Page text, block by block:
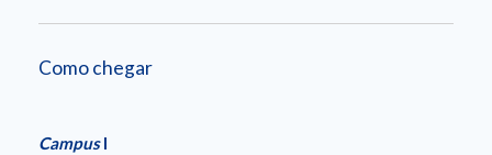
Como chegar
CampusI